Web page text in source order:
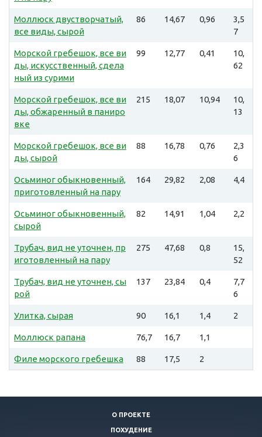
Моллюск двустворчатый,
все виды, сырой
86 14,67 0,96
3,5
7
Морской гребешок, все ви
ды, искусственный, сдела
ный из сурими
99 12,77 0,41
10,
62
Морской гребешок, все ви
ды, обжаренный в паниро
вке
215 18,07 10,94
10,
13
Морской гребешок, все ви
ды, сырой
88 16,78 0,76
2,3
6
Осьминог обыкновенный,
приготовленный на пару
164 29,82 2,08 4,4
Осьминог обыкновенный,
сырой
82 14,91 1,04 2,2
Трубач, вид не уточнен, пр
иготовленный на пару
275 47,68 0,8
15,
52
Трубач, вид не уточнен, сы
рой
137 23,84 0,4
7,7
6
Улитка, сырая 90 16,1 1,4 2
Моллюск рапана 76,7 16,7 1,1
Филе морского гребешка 88 17,5 2
О ПРОЕКТЕ
ПОХУДЕНИЕ